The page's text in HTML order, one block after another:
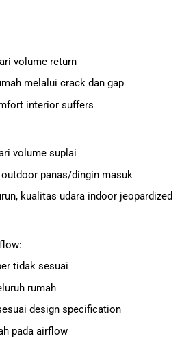
volume return
melalui crack dan gap
interior suffers
volume suplai
panas/dingin masuk
kualitas udara indoor jeopardized
tidak sesuai
rumah
design specification
pada airflow